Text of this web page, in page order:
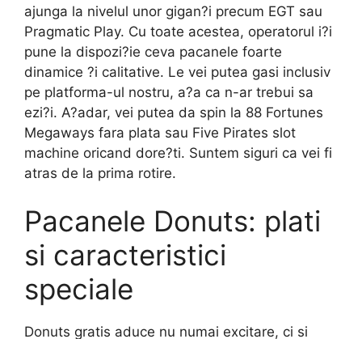
ajunga la nivelul unor gigan?i precum EGT sau
Pragmatic Play. Cu toate acestea, operatorul i?i
pune la dispozi?ie ceva pacanele foarte
dinamice ?i calitative. Le vei putea gasi inclusiv
pe platforma-ul nostru, a?a ca n-ar trebui sa
ezi?i. A?adar, vei putea da spin la 88 Fortunes
Megaways fara plata sau Five Pirates slot
machine oricand dore?ti. Suntem siguri ca vei fi
atras de la prima rotire.
Pacanele Donuts: plati
si caracteristici
speciale
Donuts gratis aduce nu numai excitare, ci si